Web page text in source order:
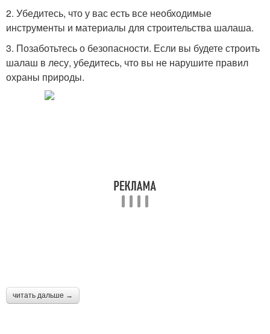
2. Убедитесь, что у вас есть все необходимые
инструменты и материалы для строительства шалаша.
3. Позаботьтесь о безопасности. Если вы будете строить
шалаш в лесу, убедитесь, что вы не нарушите правил
охраны природы.
читать дальше →